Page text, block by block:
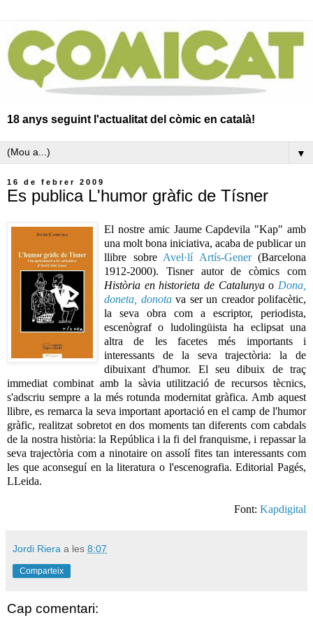
18 anys seguint l'actualitat del còmic en català!
▼
16 de febrer 2009
Es publica L'humor gràfic de Tísner
El nostre amic Jaume Capdevila "Kap" amb
una molt bona iniciativa, acaba de publicar un
llibre sobre Avel·lí Artís-Gener(Barcelona
1912-2000). Tisner autor de còmics com
Història en historieta de Catalunyao Dona,
doneta, donotava ser un creador polifacètic,
la seva obra com a escriptor, periodista,
escenògraf o ludolingüista ha eclipsat una
altra de les facetes més importants i
interessants de la seva trajectòria: la de
dibuixant d'humor. El seu dibuix de traç
immediat combinat amb la sàvia utilització de recursos tècnics,
s'adscriu sempre a la més rotunda modernitat gràfica. Amb aquest
llibre, es remarca la seva important aportació en el camp de l'humor
gràfic, realitzat sobretot en dos moments tan diferents com cabdals
de la nostra història: la República i la fi del franquisme, i repassar la
seva trajectòria com a ninotaire on assolí fites tan interessants com
les que aconseguí en la literatura o l'escenografia. Editorial Pagés,
LLeida.
Font: Kapdigital
Jordi Riera a les 8:07
Comparteix
Cap comentari: